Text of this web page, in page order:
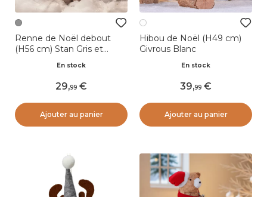
Renne de Noël debout
(H56 cm) Stan Gris et
En stock
29,99
Ajouter au panier
Hibou de Noël (H49 cm)
Givrous Blanc
En stock
39,99
Ajouter au panier